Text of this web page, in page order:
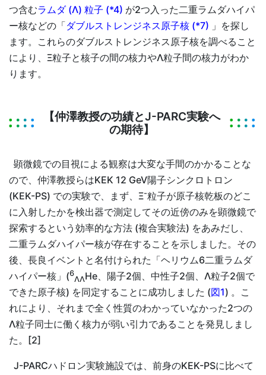
つ含むラムダ (Λ) 粒子 (*4) が2つ入った二重ラムダハイパ
ー核などの「ダブルストレンジネス原子核 (*7) 」を探し
ます。これらのダブルストレンジネス原子核を調べること
により、Ξ粒子と核子の間の核力やΛ粒子間の核力がわか
ります。
【仲澤教授の功績とJ-PARC実験へ
の期待】
顕微鏡での目視による観察は大変な手間のかかることな
ので、仲澤教授らはKEK 12 GeV陽子シンクロトロン
(KEK-PS) での実験で、まず、Ξ-粒子が原子核乾板のどこ
に入射したかを検出器で測定してその近傍のみを顕微鏡で
探索するという効率的な方法 (複合実験法) をあみだし、
二重ラムダハイパー核が存在することを示しました。その
後、長良イベントと名付けられた「ヘリウム6二重ラムダ
ハイパー核」(6
ΛΛHe、陽子2個、中性子2個、Λ粒子2個で
できた原子核) を同定することに成功しました (図1) 。こ
れにより、それまで全く性質のわかっていなかった2つの
Λ粒子同士に働く核力が弱い引力であることを発見しまし
た。[2]
J-PARCハドロン実験施設では、前身のKEK-PSに比べて